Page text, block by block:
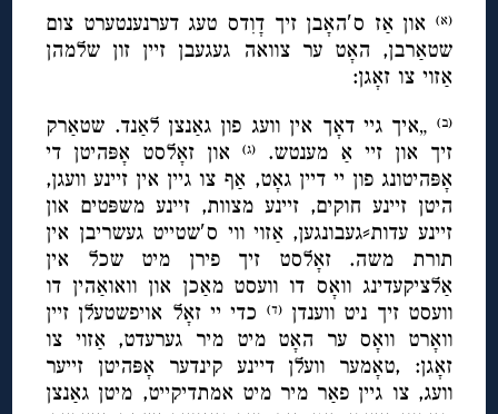
(א) און אַז ס′האָבן זיך דָוִדס טעג דערנענטערט צום
שטאַרבן, האָט ער צוואה געגעבן זיין זון שלמהן
אַזוי צו זאָגן:
(ב) „איך גיי דאָך אין וועג פון גאַנצן לאַנד. שטאַרק
זיך און זיי אַ מענטש.
(ג)און זאָלסט אָפּהיטן די
אָפּהיטונג פון יי דיין גאָט, אַף צו גיין אין זיינע וועגן,
היטן זיינע חוקים, זיינע מצוות, זיינע משפּטים און
זיינע עדות⸗געבונגען, אַזוי ווי ס′שטייט געשריבן אין
תורת משה. זאָלסט זיך פירן מיט שכל אין
אַלציקעדינג וואָס דו וועסט מאַכן און וואואַהין דו
וועסט זיך ניט ווענדן(ד)
כדי יי זאָל אויפשטעלן זיין
וואָרט וואָס ער האָט מיט מיר גערעדט, אַזוי צו
זאָגן: ,טאָמער וועלן דיינע קינדער אָפּהיטן זייער
וועג, צו גיין פאַר מיר מיט אמתדיקייט, מיטן גאַנצן